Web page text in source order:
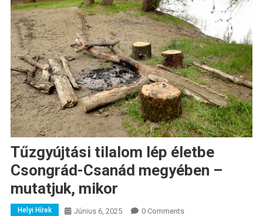
Tűzgyújtási tilalom lép életbe
Csongrád-Csanád megyében –
mutatjuk, mikor
Helyi Hírek Június 6, 2025 0 Comments